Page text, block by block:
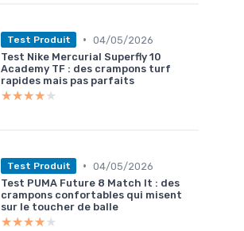
Test Produit • 04/05/2026
Test Nike Mercurial Superfly 10
Academy TF : des crampons turf
rapides mais pas parfaits
★★★★★
★★★★★
Test Produit • 04/05/2026
Test PUMA Future 8 Match It : des
crampons confortables qui misent
sur le toucher de balle
★★★★★
★★★★★